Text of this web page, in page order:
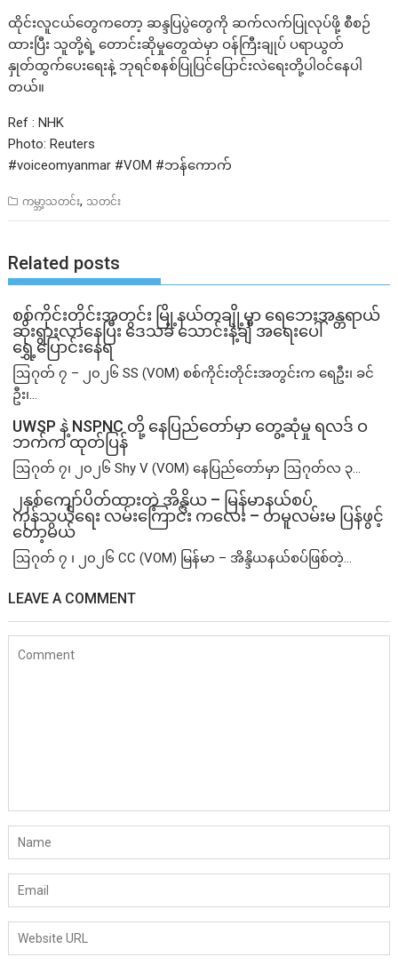
ထိုင်းလူငယ်တွေကတော့ ဆန္ဒပြပွဲတွေကို ဆက်လက်ပြုလုပ်ဖို့ စီစဉ်
ထားပြီး သူတို့ရဲ့ တောင်းဆိုမှုတွေထဲမှာ ဝန်ကြီးချုပ် ပရာယွတ်
နှုတ်ထွက်ပေးရေးနဲ့ ဘုရင်စနစ်ပြုပြင်ပြောင်းလဲရေးတို့ပါဝင်နေပါ
တယ်။
Ref : NHK
Photo: Reuters
#voiceomyanmar #VOM #ဘန်ကောက်
ကမ္ဘာ့သတင်း, သတင်း
Related posts
စစ်ကိုင်းတိုင်းအတွင်း မြို့နယ်တချို့မှာ ရေဘေးအန္တရာယ်
ဆိုးရွားလာနေပြီး ဒေသခံ သောင်းနဲ့ချီ အရေးပေါ်
ရွှေ့ပြောင်းနေရ
ဩဂုတ် ၇ – ၂၀၂၆ SS (VOM) စစ်ကိုင်းတိုင်းအတွင်းက ရေဦး၊ ခင်
ဦး၊...
UWSP နဲ့ NSPNC တို့ နေပြည်တော်မှာ တွေ့ဆုံမှု ရလဒ် ဝ
ဘက်က ထုတ်ပြန်
ဩဂုတ် ၇၊ ၂၀၂၆ Shy V (VOM) နေပြည်တော်မှာ ဩဂုတ်လ ၃...
၂နှစ်​ကျော်ပိတ်ထားတဲ့ အိန္ဒိယ – မြန်မာနယ်စပ်
ကုန်သွယ်ရေး လမ်းကြောင်း ကလေး – တမူလမ်းမ ပြန်ဖွင့်
တော့မယ်
ဩဂုတ် ၇ ၊ ၂၀၂၆ CC (VOM) မြန်မာ – အိန္ဒိယနယ်စပ်ဖြစ်တဲ့...
LEAVE A COMMENT